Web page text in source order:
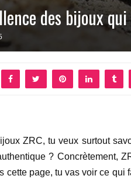
des bijoux
ZRC, tu veux surtout
? Concrètement,
cette page, tu vas voir ce